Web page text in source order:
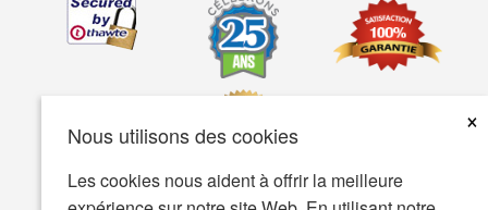
Nous utilisons des cookies
×
Les cookies nous aident à offrir la meilleure